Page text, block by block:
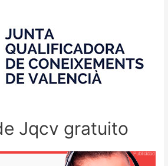
Jqcv gratuito